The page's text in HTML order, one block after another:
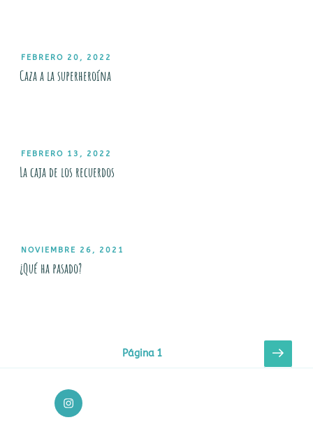
PUBLICADO
EL
FEBRERO 20, 2022
Caza a la superheroína
PUBLICADO
EL
FEBRERO 13, 2022
La caja de los recuerdos
PUBLICADO
EL
NOVIEMBRE 26, 2021
¿Qué ha pasado?
de
entradas
Página 1
Página
de